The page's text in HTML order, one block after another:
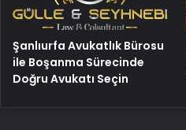
Şanlıurfa Avukatlık Bürosu
ile Boşanma Sürecinde
Doğru Avukatı Seçin